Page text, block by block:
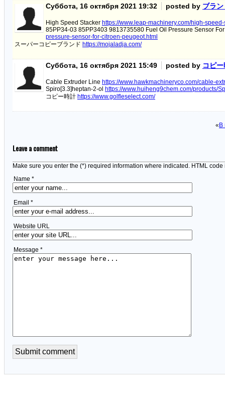
Суббота, 16 октября 2021 19:32 posted by ブラ
High Speed Stacker https://www.leap-machinery.com/high-
85PP34-03 85PP3403 9813735580 Fuel Oil Pressure Sensor
pressure-sensor-for-citroen-peugeot.html
スーパーコピーブランド https://mojaladja.com/
Суббота, 16 октября 2021 15:49 posted by コピ
Cable Extruder Line https://www.hawkmachineryco.com/cable-
Spiro[3.3]heptan-2-ol https://www.huiheng9chem.com/products/
コピー時計 https://www.golfleselect.com/
« В
Leave a comment
Make sure you enter the (*) required information where indicated. HTML
Name *
Email *
Website URL
Message *